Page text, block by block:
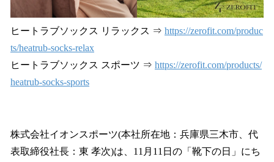
ヒートラブソックス リラックス ⇒ https://zerofit.com/produc
ts/heatrub-socks-relax
ヒートラブソックス スポーツ ⇒ https://zerofit.com/products/
heatrub-socks-sports
株式会社イオンスポーツ(本社所在地：兵庫県三木市、代
表取締役社長：東 孝次)は、11月11日の「靴下の日」にち